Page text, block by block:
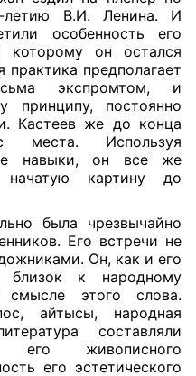
летию В.И. Ленина. И
особенность его
которому он остался
предполагает
экспромтом, и
принципу, постоянно
Кастеев же до конца
Используя
навыки, он все же
начатую картину до
была чрезвычайно
Его встречи не
Он, как и его
близок к народному
этого слова.
айтысы, народная
составляли
его живописного
его эстетического